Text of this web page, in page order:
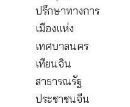
หอการค้าแ
อุตสาหกรร
ไทย
รองประธาน